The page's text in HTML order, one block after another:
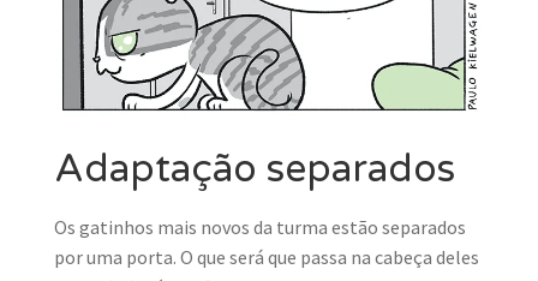
Adaptação separados
Os gatinhos mais novos da turma estão separados
por uma porta. O que será que passa na cabeça deles